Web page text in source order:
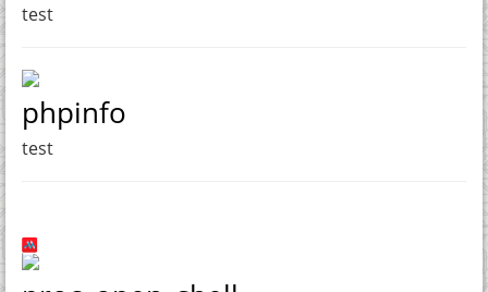
test
phpinfo
test